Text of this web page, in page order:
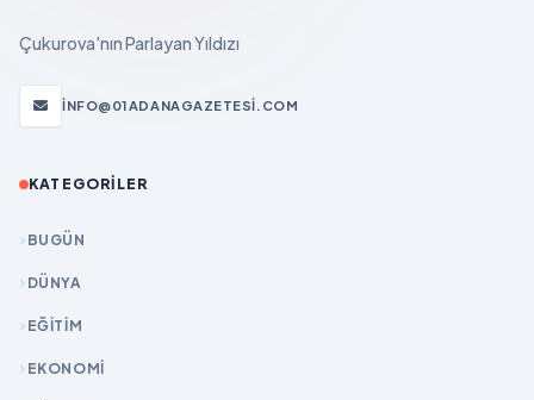
Çukurova'nın Parlayan Yıldızı
INFO@01ADANAGAZETESI.COM
KATEGORILER
BUGÜN
DÜNYA
EĞİTİM
EKONOMİ